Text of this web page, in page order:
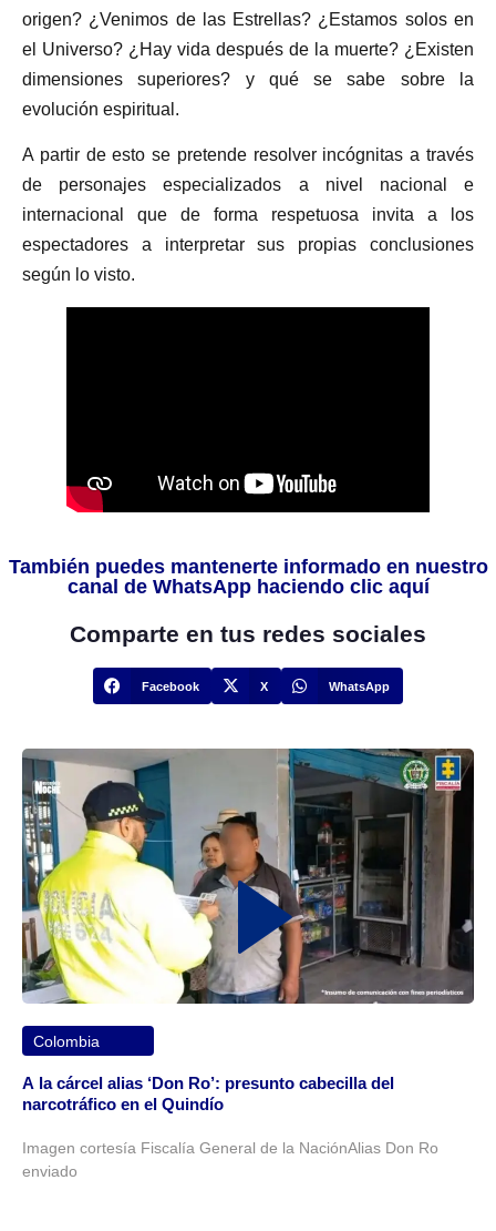
origen? ¿Venimos de las Estrellas? ¿Estamos solos en
el Universo? ¿Hay vida después de la muerte? ¿Existen
dimensiones superiores? y qué se sabe sobre la
evolución espiritual.
A partir de esto se pretende resolver incógnitas a través
de personajes especializados a nivel nacional e
internacional que de forma respetuosa invita a los
espectadores a interpretar sus propias conclusiones
según lo visto.
También puedes mantenerte informado en nuestro
canal de WhatsApp haciendo clic aquí
Comparte en tus redes sociales
Facebook X WhatsApp
Colombia
A la cárcel alias ‘Don Ro’: presunto cabecilla del
narcotráfico en el Quindío
Imagen cortesía Fiscalía General de la NaciónAlias Don Ro
enviado